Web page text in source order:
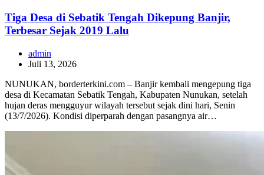
Tiga Desa di Sebatik Tengah Dikepung Banjir,
Terbesar Sejak 2019 Lalu
admin
Juli 13, 2026
NUNUKAN, borderterkini.com – Banjir kembali mengepung tiga
desa di Kecamatan Sebatik Tengah, Kabupaten Nunukan, setelah
hujan deras mengguyur wilayah tersebut sejak dini hari, Senin
(13/7/2026). Kondisi diperparah dengan pasangnya air…